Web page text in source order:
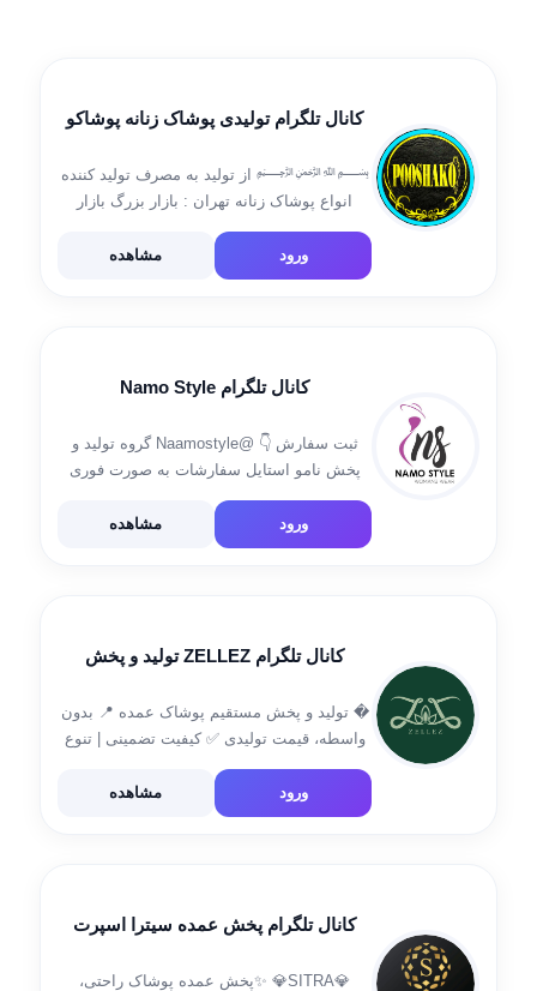
کانال تلگرام تولیدی پوشاک زنانه پوشاکو
﷽ از تولید به مصرف تولید کننده
انواع پوشاک زنانه تهران : بازار بزرگ بازار
سوم پلاک ۲/۷۳ تلفن تماس : 09388562006
《《《 🌟 با مدیریت جدید 🌟 […]
ورود مشاهده
کانال تلگرام Namo Style
ثبت سفارش 👇 @Naamostyle گروه تولید و
پخش نامو استایل سفارشات به صورت فوری
ورودی ۳ پارسیان به سمت ایستگاه سعادت ،
پاساژ پرشین(المهدی۵) طبقه اول، جنب پله […]
ورود مشاهده
کانال تلگرام ZELLEZ تولید و پخش
� تولید و پخش مستقیم پوشاک عمده 📍 بدون
واسطه، قیمت تولیدی ✅ کیفیت تضمینی | تنوع
@zellez2025 📞0990-380-5200 📞0912-22-
ورود مشاهده
کانال تلگرام پخش عمده سیترا اسپرت
‏💎SITRA💎 ✨پخش عمده پوشاک راحتی،